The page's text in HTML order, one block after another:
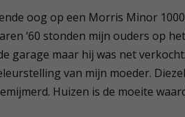
oog op een Morris Minor
‘60 stonden mijn ouders op
garage maar hij was net
van mijn moeder.
Huizen is de moeite